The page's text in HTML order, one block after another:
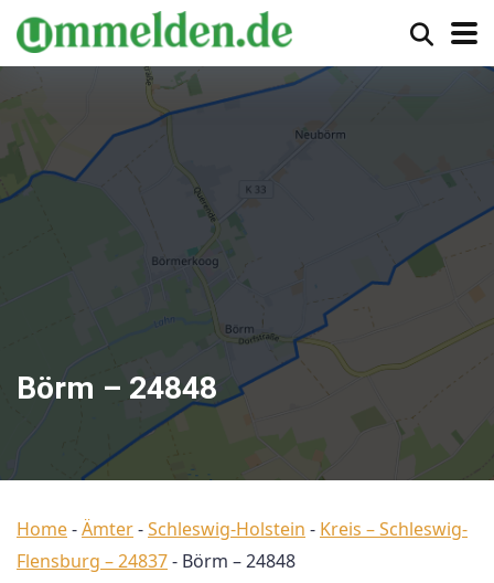
Börm – 24848
Home-Ämter-Schleswig-Holstein - Kreis – Schleswig-
Flensburg – 24837- Börm – 24848